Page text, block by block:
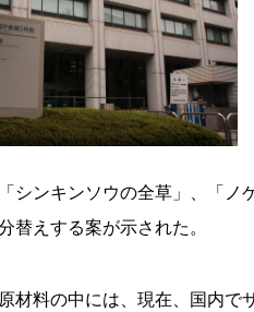
シンキンソウの全草」、「
替えする案が示された。
材料の中には、現在、国内で